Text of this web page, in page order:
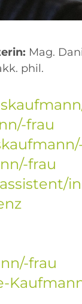
Mag.
phil.
frau
frau
in
frau